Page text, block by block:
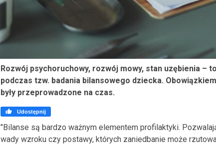
Rozwój psychoruchowy, rozwój mowy, stan uzębienia –
podczas tzw. badania bilansowego dziecka.
były przeprowadzone na czas.
 Udostępnij
"Bilanse są bardzo ważnym elementem profilaktyki.
wady wzroku czy postawy, których zaniedbanie może